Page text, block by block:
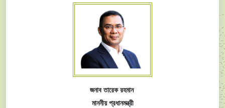
জনাব তারেক রহমান
মাননীয় প্রধানমন্ত্রী